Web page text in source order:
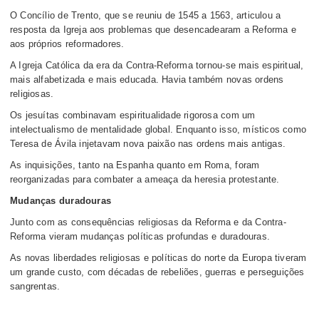
O Concílio de Trento, que se reuniu de 1545 a 1563, articulou a
resposta da Igreja aos problemas que desencadearam a Reforma e
aos próprios reformadores.
A Igreja Católica da era da Contra-Reforma tornou-se mais espiritual,
mais alfabetizada e mais educada. Havia também novas ordens
religiosas.
Os jesuítas combinavam espiritualidade rigorosa com um
intelectualismo de mentalidade global. Enquanto isso, místicos como
Teresa de Ávila injetavam nova paixão nas ordens mais antigas.
As inquisições, tanto na Espanha quanto em Roma, foram
reorganizadas para combater a ameaça da heresia protestante.
Mudanças duradouras
Junto com as consequências religiosas da Reforma e da Contra-
Reforma vieram mudanças políticas profundas e duradouras.
As novas liberdades religiosas e políticas do norte da Europa tiveram
um grande custo, com décadas de rebeliões, guerras e perseguições
sangrentas.